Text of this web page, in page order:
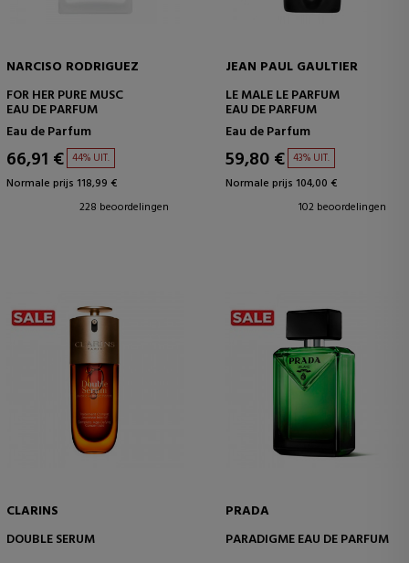
NARCISO RODRIGUEZ
FOR HER PURE MUSC
EAU DE PARFUM
Eau de Parfum
66,91 € 44% UIT.
Normale prijs 118,99 €
228 beoordelingen
JEAN PAUL GAULTIER
LE MALE LE PARFUM
EAU DE PARFUM
Eau de Parfum
59,80 € 43% UIT.
Normale prijs 104,00 €
102 beoordelingen
CLARINS
DOUBLE SERUM
PRADA
PARADIGME EAU DE PARFUM